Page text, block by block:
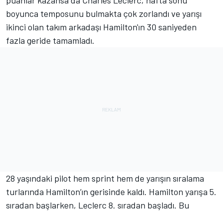
boyunca temposunu bulmakta çok zorlandı ve yarışı
ikinci olan takım arkadaşı Hamilton'ın 30 saniyeden
fazla geride tamamladı.
28 yaşındaki pilot hem sprint hem de yarışın sıralama
turlarında Hamilton’ın gerisinde kaldı. Hamilton yarışa 5.
sıradan başlarken, Leclerc 8. sıradan başladı. Bu